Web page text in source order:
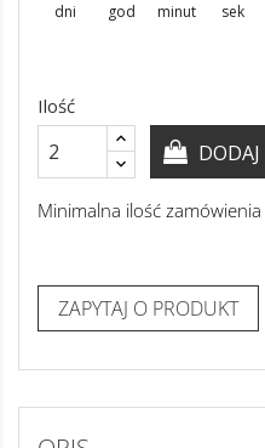
dni god minut sek
Ilość
Minimalna ilość
ZAPYTAJ O PRODUKT